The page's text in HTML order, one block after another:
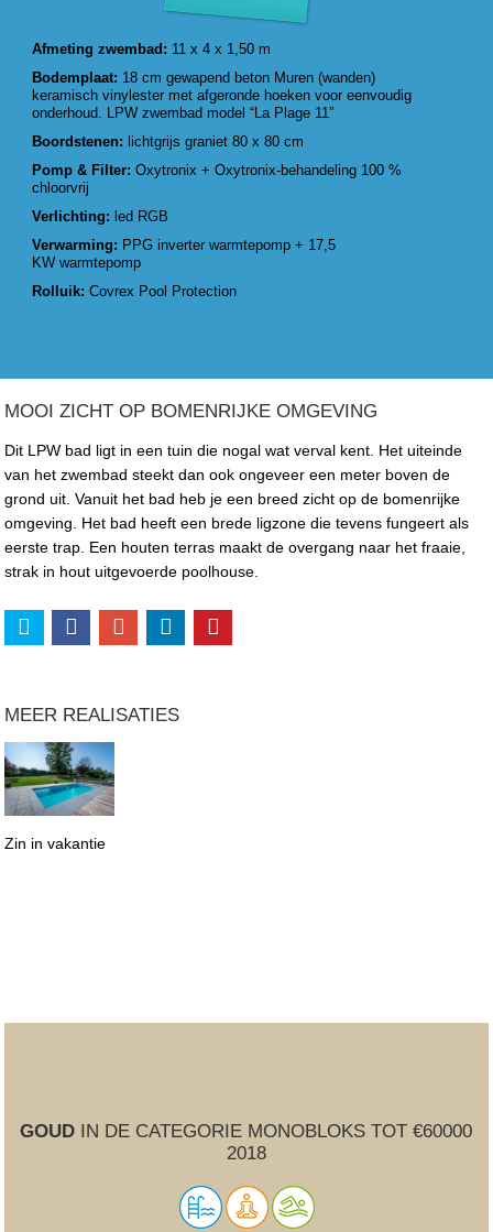
Afmeting zwembad: 11 x 4 x 1,50 m
Bodemplaat: 18 cm gewapend beton Muren (wanden)
keramisch vinylester met afgeronde hoeken voor eenvoudig
onderhoud. LPW zwembad model “La Plage 11”
Boordstenen: lichtgrijs graniet 80 x 80 cm
Pomp & Filter:Oxytronix + Oxytronix-behandeling 100 %
chloorvrij
Verlichting: led RGB
Verwarming: PPG inverter warmtepomp + 17,5
KW warmtepomp
Rolluik:Covrex Pool Protection
MOOI ZICHT OP BOMENRIJKE OMGEVING
Dit LPW bad ligt in een tuin die nogal wat verval kent. Het uiteinde
van het zwembad steekt dan ook ongeveer een meter boven de
grond uit. Vanuit het bad heb je een breed zicht op de bomenrijke
omgeving. Het bad heeft een brede ligzone die tevens fungeert als
eerste trap. Een houten terras maakt de overgang naar het fraaie,
strak in hout uitgevoerde poolhouse.
MEER REALISATIES
Zin in vakantie
GOUD IN DE CATEGORIE MONOBLOKS TOT €60000
2018